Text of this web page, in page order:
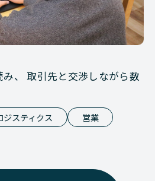
、 取引先と交渉しながら数
ジスティクス
営業